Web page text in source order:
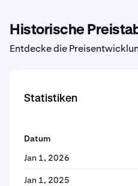
Historische
Entdecke die
Statistiken
Datum
Jan 1, 2026
Jan 1, 2025